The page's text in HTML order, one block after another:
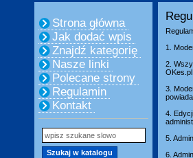
Strona główna
Jak dodać wpis
Znajdź kategorię
Nasze linki
Polecane strony
Regulamin
Kontakt
1.
2.
OKes.pl
3.
4.
5.
6.